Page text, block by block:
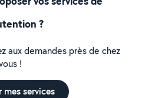
?
aux demandes près de chez
!
mes services